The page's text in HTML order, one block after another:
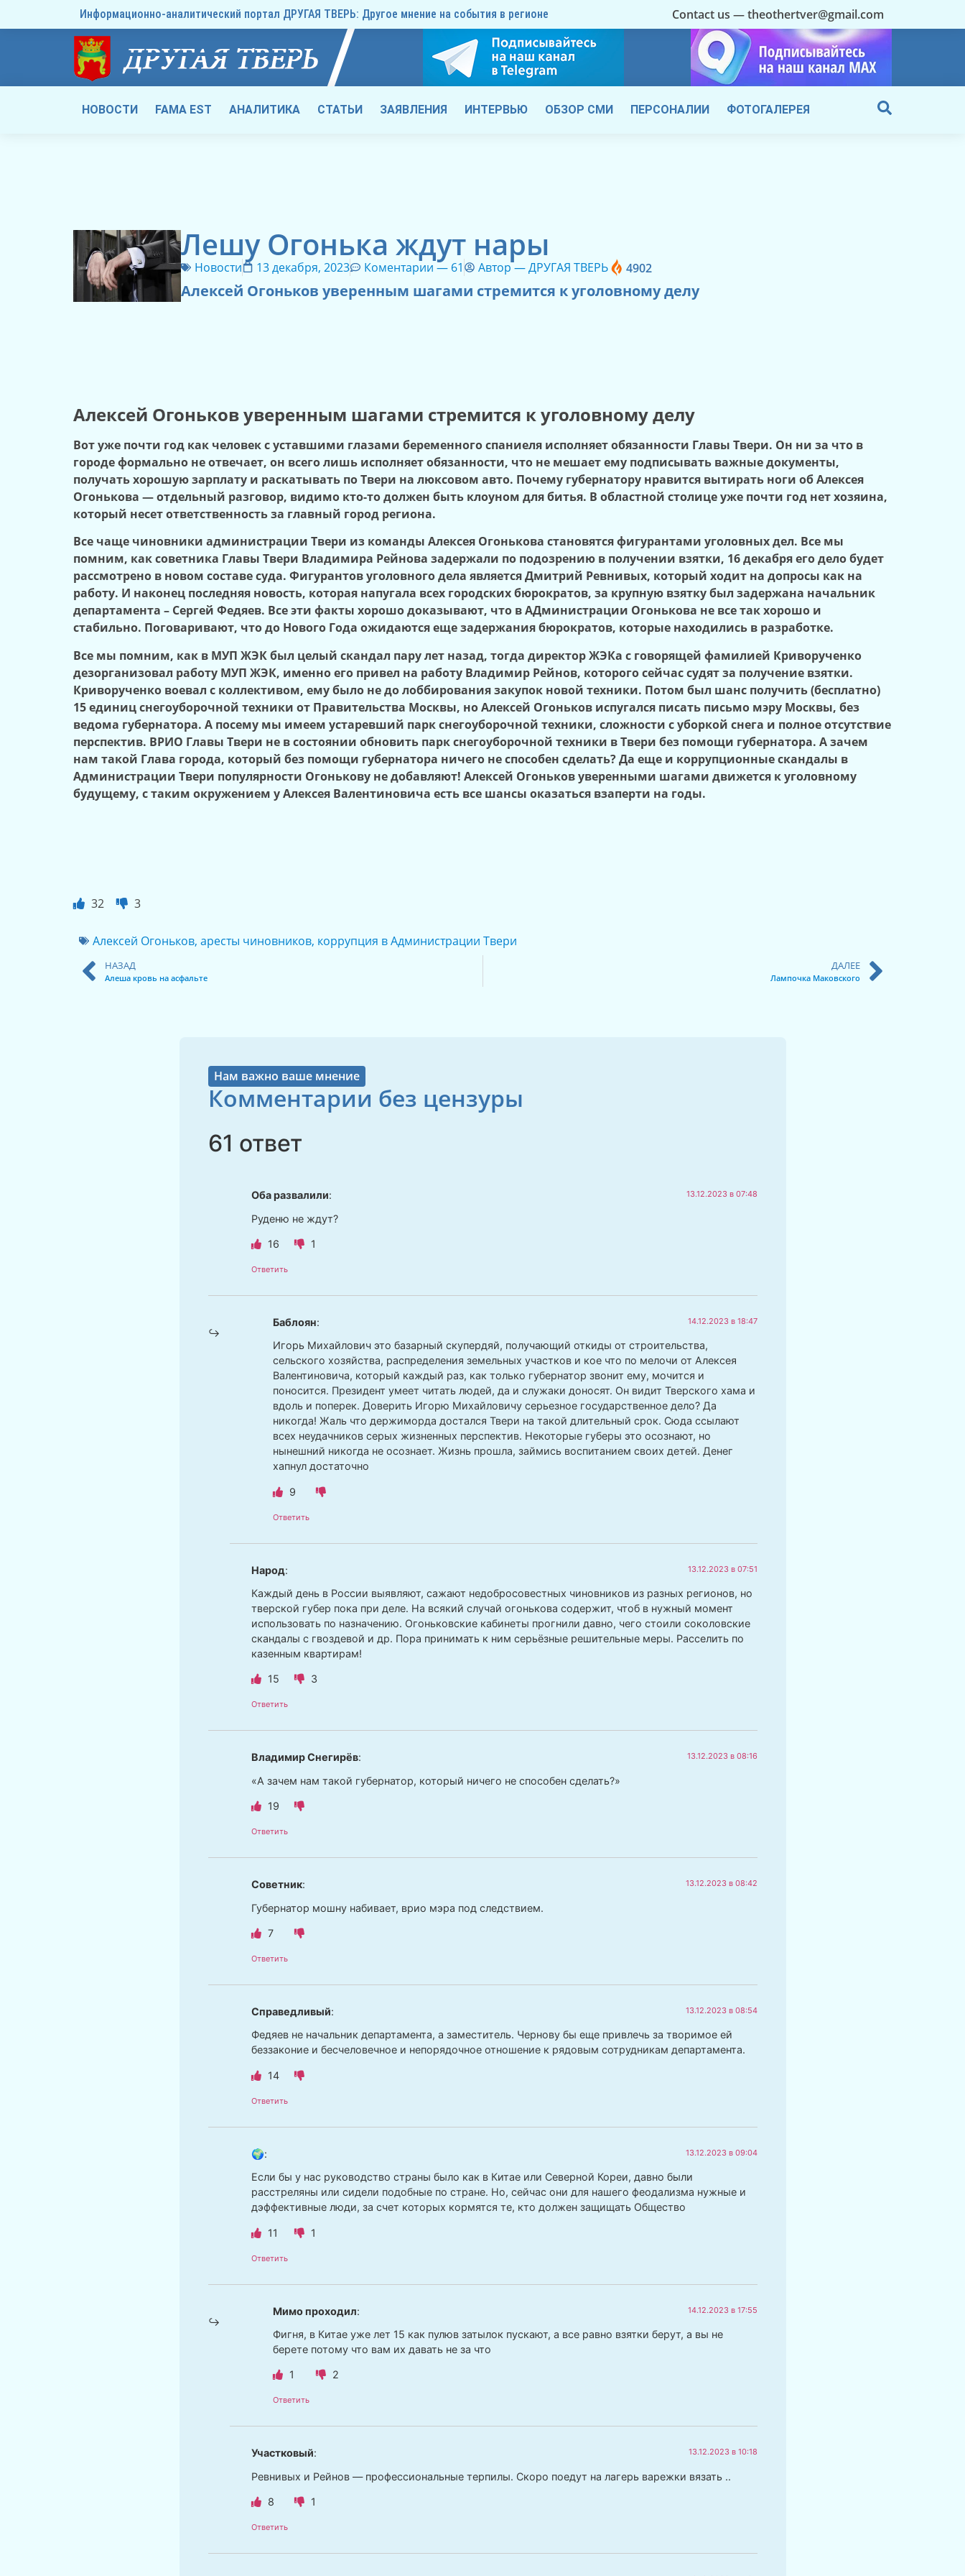
Информационно-аналитический портал ДРУГАЯ ТВЕРЬ: Другое мнение на события в регионе Contact us — theothertver@gmail.com
НОВОСТИ FAMA EST АНАЛИТИКА СТАТЬИ ЗАЯВЛЕНИЯ ИНТЕРВЬЮ ОБЗОР СМИ ПЕРСОНАЛИИ ФОТОГАЛЕРЕЯ
Лешу Огонька ждут нары
Новости 13 декабря, 2023 Коментарии — 61 Автор —ДРУГАЯ ТВЕРЬ 4902
Алексей Огоньков уверенным шагами стремится к уголовному делу
Алексей Огоньков уверенным шагами стремится к уголовному делу
Вот уже почти год как человек с уставшими глазами беременного спаниеля исполняет обязанности Главы Твери. Он ни за что в
городе формально не отвечает, он всего лишь исполняет обязанности, что не мешает ему подписывать важные документы,
получать хорошую зарплату и раскатывать по Твери на люксовом авто. Почему губернатору нравится вытирать ноги об Алексея
Огонькова — отдельный разговор, видимо кто-то должен быть клоуном для битья. В областной столице уже почти год нет хозяина,
который несет ответственность за главный город региона.
Все чаще чиновники администрации Твери из команды Алексея Огонькова становятся фигурантами уголовных дел. Все мы
помним, как советника Главы Твери Владимира Рейнова задержали по подозрению в получении взятки, 16 декабря его дело будет
рассмотрено в новом составе суда. Фигурантов уголовного дела является Дмитрий Ревнивых, который ходит на допросы как на
работу. И наконец последняя новость, которая напугала всех городских бюрократов, за крупную взятку был задержана начальник
департамента – Сергей Федяев. Все эти факты хорошо доказывают, что в АДминистрации Огонькова не все так хорошо и
стабильно. Поговаривают, что до Нового Года ожидаются еще задержания бюрократов, которые находились в разработке.
Все мы помним, как в МУП ЖЭК был целый скандал пару лет назад, тогда директор ЖЭКа с говорящей фамилией Криворученко
дезорганизовал работу МУП ЖЭК, именно его привел на работу Владимир Рейнов, которого сейчас судят за получение взятки.
Криворученко воевал с коллективом, ему было не до лоббирования закупок новой техники. Потом был шанс получить (бесплатно)
15 единиц снегоуборочной техники от Правительства Москвы, но Алексей Огоньков испугался писать письмо мэру Москвы, без
ведома губернатора. А посему мы имеем устаревший парк снегоуборочной техники, сложности с уборкой снега и полное отсутствие
перспектив. ВРИО Главы Твери не в состоянии обновить парк снегоуборочной техники в Твери без помощи губернатора. А зачем
нам такой Глава города, который без помощи губернатора ничего не способен сделать? Да еще и коррупционные скандалы в
Администрации Твери популярности Огонькову не добавляют! Алексей Огоньков уверенными шагами движется к уголовному
будущему, с таким окружением у Алексея Валентиновича есть все шансы оказаться взаперти на годы.
32 3
Алексей Огоньков, аресты чиновников, коррупция в Администрации Твери
НАЗАД
Алеша кровь на асфальте
ДАЛЕЕ
Лампочка Маковского
Нам важно ваше мнение
Комментарии без цензуры
61 ответ
Оба развалили: 13.12.2023 в 07:48
Руденю не ждут?
16 1
Ответить
Баблоян: 14.12.2023 в 18:47
Игорь Михайлович это базарный скупердяй, получающий откиды от строительства,
сельского хозяйства, распределения земельных участков и кое что по мелочи от Алексея
Валентиновича, который каждый раз, как только губернатор звонит ему, мочится и
поносится. Президент умеет читать людей, да и служаки доносят. Он видит Тверского хама и
вдоль и поперек. Доверить Игорю Михайловичу серьезное государственное дело? Да
никогда! Жаль что держиморда достался Твери на такой длительный срок. Сюда ссылают
всех неудачников серых жизненных перспектив. Некоторые губеры это осознают, но
нынешний никогда не осознает. Жизнь прошла, займись воспитанием своих детей. Денег
хапнул достаточно
9
Ответить
Народ: 13.12.2023 в 07:51
Каждый день в России выявляют, сажают недобросовестных чиновников из разных регионов, но
тверской губер пока при деле. На всякий случай огонькова содержит, чтоб в нужный момент
использовать по назначению. Огоньковские кабинеты прогнили давно, чего стоили соколовские
скандалы с гвоздевой и др. Пора принимать к ним серьёзные решительные меры. Расселить по
казенным квартирам!
15 3
Ответить
Владимир Снегирёв: 13.12.2023 в 08:16
«А зачем нам такой губернатор, который ничего не способен сделать?»
19
Ответить
Советник: 13.12.2023 в 08:42
Губернатор мошну набивает, врио мэра под следствием.
7
Ответить
Справедливый: 13.12.2023 в 08:54
Федяев не начальник департамента, а заместитель. Чернову бы еще привлечь за творимое ей
беззаконие и бесчеловечное и непорядочное отношение к рядовым сотрудникам департамента.
14
Ответить
🌍: 13.12.2023 в 09:04
Если бы у нас руководство страны было как в Китае или Северной Кореи, давно были
расстреляны или сидели подобные по стране. Но, сейчас они для нашего феодализма нужные и
дэффективные люди, за счет которых кормятся те, кто должен защищать Общество
11 1
Ответить
Мимо проходил: 14.12.2023 в 17:55
Фигня, в Китае уже лет 15 как пулюв затылок пускают, а все равно взятки берут, а вы не
берете потому что вам их давать не за что
1 2
Ответить
Участковый: 13.12.2023 в 10:18
Ревнивых и Рейнов — профессиональные терпилы. Скоро поедут на лагерь варежки вязать ..
8 1
Ответить